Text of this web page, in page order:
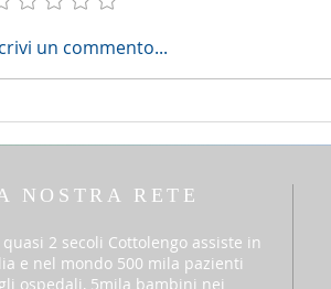
agosto 2026 - 18a Domenica
un commento...
NOSTRA RETE
quasi 2 secoli Cottolengo assiste in
e nel mondo 500 mila pazienti
ospedali, 5mila bambini nei